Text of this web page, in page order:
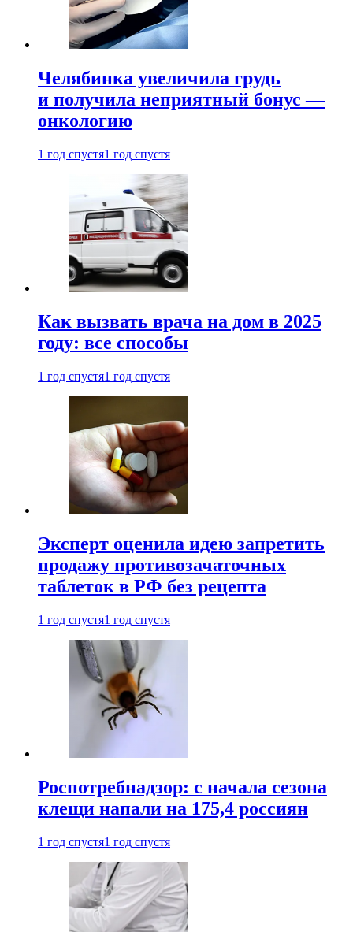
Челябинка увеличила грудь
и получила неприятный бонус —
онкологию
1 год спустя1 год спустя
Как вызвать врача на дом в 2025
году: все способы
1 год спустя1 год спустя
Эксперт оценила идею запретить
продажу противозачаточных
таблеток в РФ без рецепта
1 год спустя1 год спустя
Роспотребнадзор: с начала сезона
клещи напали на 175,4 россиян
1 год спустя1 год спустя